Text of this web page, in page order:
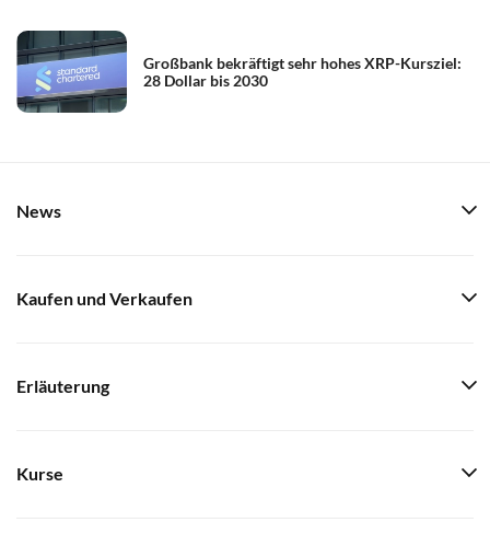
Großbank bekräftigt sehr hohes XRP-Kursziel:
28 Dollar bis 2030
News
Kaufen und Verkaufen
Erläuterung
Kurse